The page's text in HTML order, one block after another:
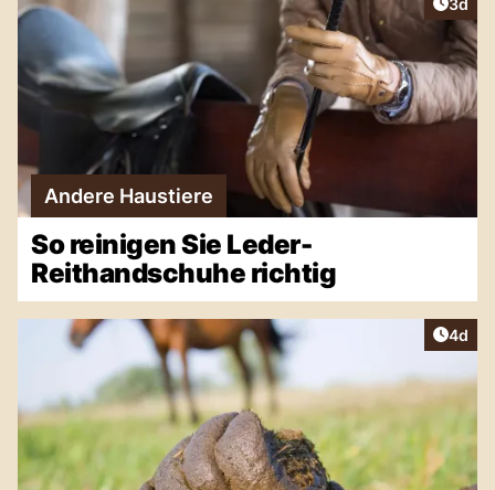
3d
Andere Haustiere
So reinigen Sie Leder-
Reithandschuhe richtig
4d